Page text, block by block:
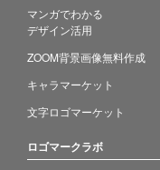
マンガでわかる
デザイン活用
ZOOM背景画像無料作成
キャラマーケット
文字ロゴマーケット
ロゴマークラボ